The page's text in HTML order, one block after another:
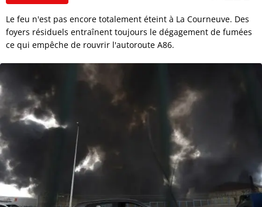
Le feu n'est pas encore totalement éteint à La Courneuve. Des
foyers résiduels entraînent toujours le dégagement de fumées
ce qui empêche de rouvrir l'autoroute A86.